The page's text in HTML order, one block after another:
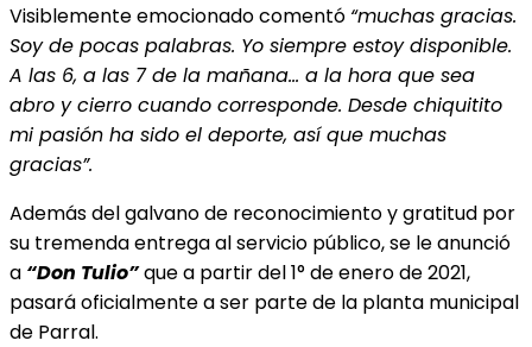
Visiblemente emocionado comentó “muchas gracias.
Soy de pocas palabras. Yo siempre estoy disponible.
A las 6, a las 7 de la mañana… a la hora que sea
abro y cierro cuando corresponde. Desde chiquitito
mi pasión ha sido el deporte, así que muchas
gracias”.
Además del galvano de reconocimiento y gratitud por
su tremenda entrega al servicio público, se le anunció
a “Don Tulio”que a partir del 1° de enero de 2021,
pasará oficialmente a ser parte de la planta municipal
de Parral.